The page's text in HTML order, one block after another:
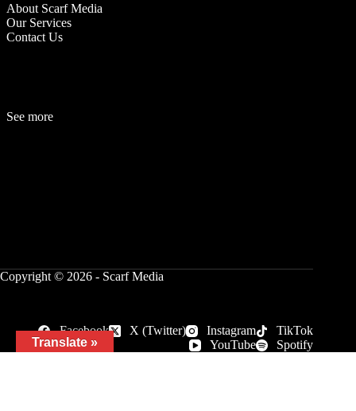
About Scarf Media
Our Services
Contact Us
See more
Copyright © 2026 - Scarf Media
Facebook X (Twitter) Instagram
TikTok
YouTube
Spotify
Translate »